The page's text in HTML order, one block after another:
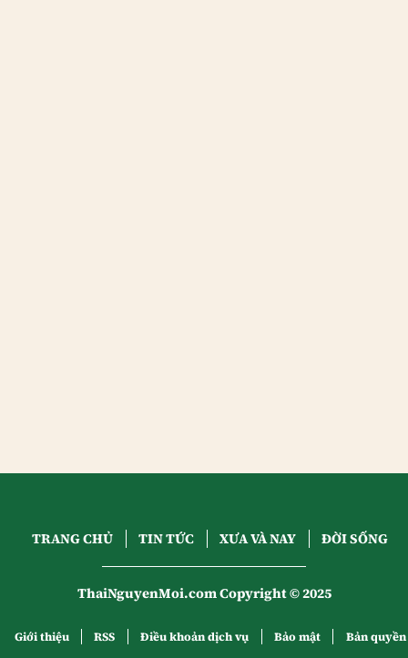
TRANG CHỦ TIN TỨC XƯA VÀ NAY ĐỜI SỐNG
ThaiNguyenMoi.com Copyright © 2025
Giới thiệu RSS Điều khoản dịch vụ Bảo mật Bản quyền